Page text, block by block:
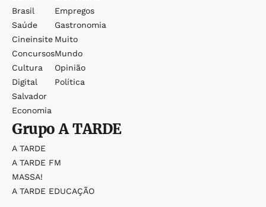
Brasil
Saúde
Cineinsite
Concursos
Cultura
Digital
Salvador
Economia
Empregos
Gastronomia
Muito
Mundo
Opinião
Política
GrupoA TARDE
A TARDE
A TARDE FM
MASSA!
A TARDE EDUCAÇÃO